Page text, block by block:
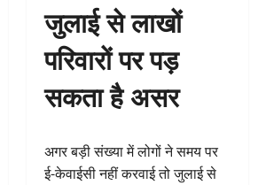
जुलाई से लाखों
परिवारों पर पड़
सकता है असर
अगर बड़ी संख्या में लोगों ने समय पर
ई-केवाईसी नहीं करवाई तो जुलाई से